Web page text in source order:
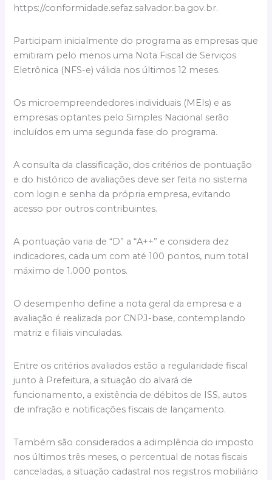
https://conformidade.sefaz.salvador.ba.gov.br.
Participam inicialmente do programa as empresas que
emitiram pelo menos uma Nota Fiscal de Serviços
Eletrônica (NFS-e) válida nos últimos 12 meses.
Os microempreendedores individuais (MEIs) e as
empresas optantes pelo Simples Nacional serão
incluídos em uma segunda fase do programa.
A consulta da classificação, dos critérios de pontuação
e do histórico de avaliações deve ser feita no sistema
com login e senha da própria empresa, evitando
acesso por outros contribuintes.
A pontuação varia de “D” a “A++” e considera dez
indicadores, cada um com até 100 pontos, num total
máximo de 1.000 pontos.
O desempenho define a nota geral da empresa e a
avaliação é realizada por CNPJ-base, contemplando
matriz e filiais vinculadas.
Entre os critérios avaliados estão a regularidade fiscal
junto à Prefeitura, a situação do alvará de
funcionamento, a existência de débitos de ISS, autos
de infração e notificações fiscais de lançamento.
Também são considerados a adimplência do imposto
nos últimos três meses, o percentual de notas fiscais
canceladas, a situação cadastral nos registros mobiliário